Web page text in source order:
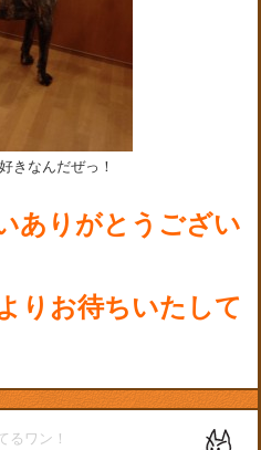
きなんだぜっ！
ありがとうござい
りお待ちいたして
るワン！